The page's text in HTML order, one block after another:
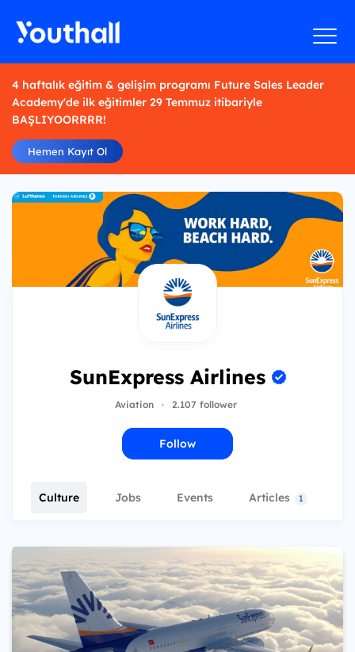
4 haftalık eğitim & gelişim programı Future Sales Leader
Academy'de ilk eğitimler 29 Temmuz itibariyle
BAŞLIYOORRRR!
Hemen Kayıt Ol
SunExpress Airlines
Aviation · 2.107 follower
Follow
Culture Jobs Events Articles 1